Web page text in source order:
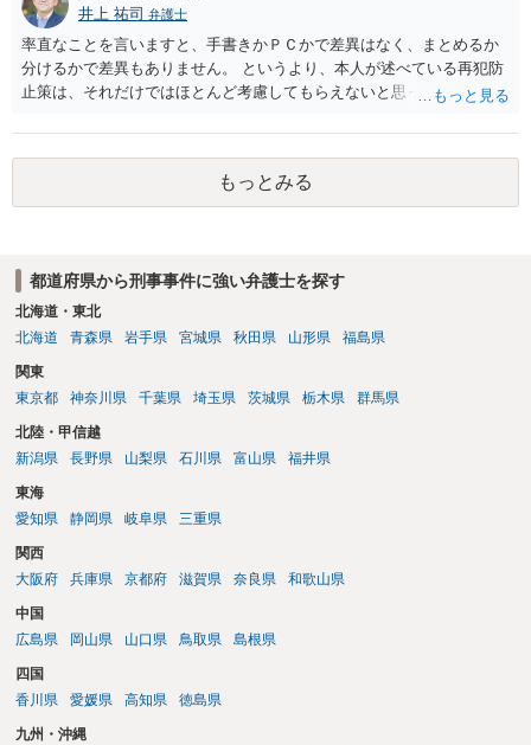
井上 祐司 弁護士
率直なことを言いますと、手書きかＰＣかで差異はなく、まとめるか
分けるかで差異もありません。 というより、本人が述べている再犯防
止策は、それだけではほとんど考慮してもらえないと思った方が良い
やカウンセリング・治療の内容 ・利用している再犯防止策（例えば保
護観察所と連携した職業支援の内容や具体的な就労・監督状況） ・監
督者の証言 など、証拠で担保された客観性と実現可能性があるもので
なければあまり意味がありません。 もともと執行猶予が狙える事案で
いうのが実感です。
もっとみる
都道府県から刑事事件に強い弁護士を探す
北海道・東北
北海道
青森県 岩手県 宮城県 秋田県 山形県 福島県
関東
東京都
神奈川県 千葉県 埼玉県 茨城県 栃木県 群馬県
北陸・甲信越
新潟県
長野県 山梨県 石川県 富山県 福井県
東海
愛知県
静岡県 岐阜県 三重県
関西
大阪府
兵庫県 京都府 滋賀県 奈良県 和歌山県
中国
広島県
岡山県 山口県 鳥取県 島根県
四国
香川県
愛媛県 高知県 徳島県
九州・沖縄